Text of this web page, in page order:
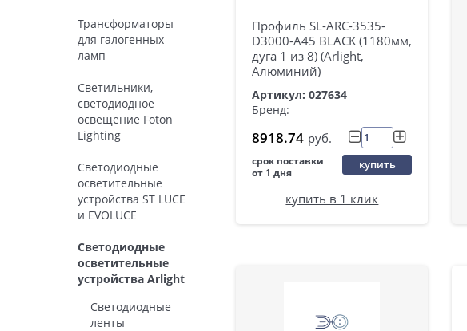
Трансформаторы
для галогенных
ламп
Светильники,
светодиодное
освещение Foton
Lighting
Светодиодные
осветительные
устройства ST LUCE
и EVOLUCE
Светодиодные
осветительные
устройства Arlight
Светодиодные
ленты
Профиль SL-ARC-3535-
D3000-A45 BLACK (1180мм,
дуга 1 из 8) (Arlight,
Алюминий)
Артикул: 027634
Бренд:
8918.74 руб.
срок поставки
от 1 дня
купить
купить в 1 клик